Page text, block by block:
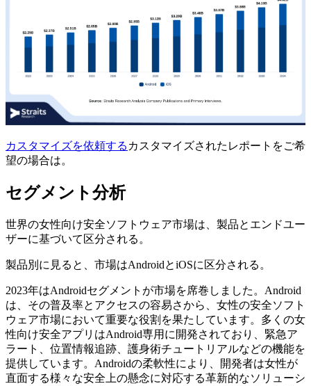
カスタマイズを依頼する カスタマイズされたレポートをご希
望の場合は。
セグメント分析
世界の女性向け安全ソフトウェア市場は、製品とエンドユー
ザーに基づいて区分される。
製品別に見ると、市場はAndroidとiOSに区分される。
2023年はAndroidセグメントが市場を席巻しました。Android
は、その普及率とアクセスの容易さから、女性の安全ソフト
ウェア市場において重要な役割を果たしています。多くの女
性向け安全アプリはAndroid専用に開発されており、緊急ア
ラート、位置情報追跡、護身術チュートリアルなどの機能を
提供しています。Androidの柔軟性により、開発者は女性が
直面する様々な安全上の懸念に対応する革新的なソリューシ